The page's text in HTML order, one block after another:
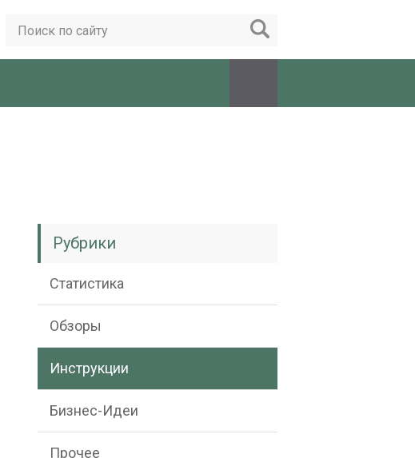
Рубрики
Статистика
Обзоры
Инструкции
Бизнес-Идеи
Прочее